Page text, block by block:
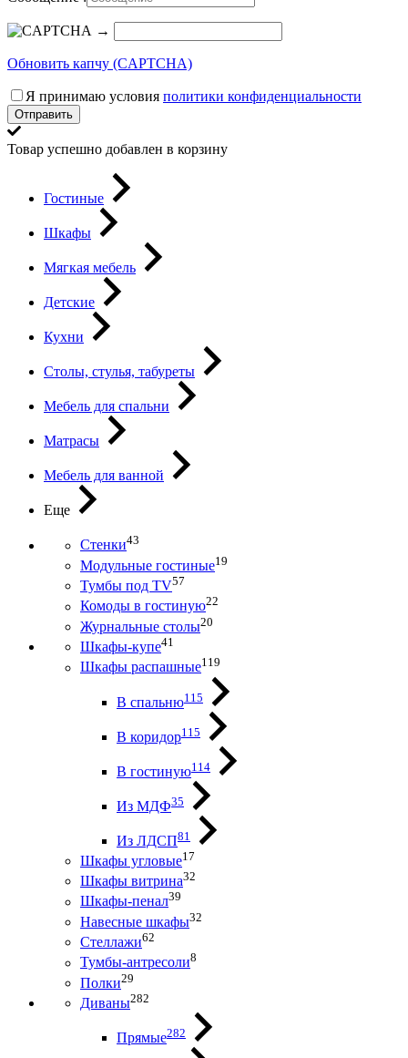
→
Обновить капчу (CAPTCHA)
Я принимаю условия политики конфиденциальности
Отправить
Товар успешно добавлен в корзину
Гостиные
Шкафы
Мягкая мебель
Детские
Кухни
Столы, стулья, табуреты
Мебель для спальни
Матрасы
Мебель для ванной
Еще
Стенки43
Модульные гостиные19
Тумбы под ТV57
Комоды в гостиную22
Журнальные столы20
Шкафы-купе41
Шкафы распашные119
В спальню115
В коридор115
В гостиную114
Из МДФ35
Из ЛДСП81
Шкафы угловые17
Шкафы витрина32
Шкафы-пенал39
Навесные шкафы32
Стеллажи62
Тумбы-антресоли8
Полки29
Диваны282
Прямые282